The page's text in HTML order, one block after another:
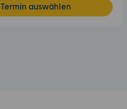
Termin auswählen